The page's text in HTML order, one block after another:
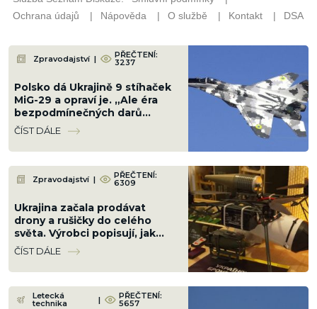
Zpravodajství | PŘEČTENÍ:
3237
Polsko dá Ukrajině 9 stíhaček
MiG-29 a opraví je. „Ale éra
bezpodmínečných darů
skončila,“ vzkázala Varšava
ČÍST DÁLE
Zpravodajství | PŘEČTENÍ:
6309
Ukrajina začala prodávat
drony a rušičky do celého
světa. Výrobci popisují, jak
funguje nový zbrojní byznys
uprostřed války
ČÍST DÁLE
Letecká
technika | PŘEČTENÍ:
5657